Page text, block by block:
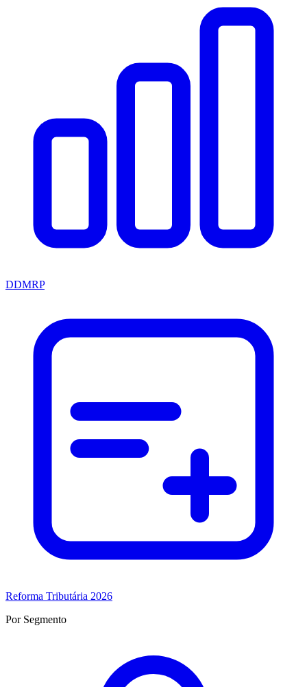
DDMRP
Reforma Tributária 2026
Por Segmento